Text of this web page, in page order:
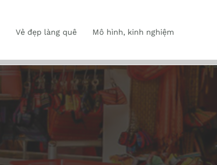
Vẻ đẹp làng quê Mô hình, kinh nghiệm